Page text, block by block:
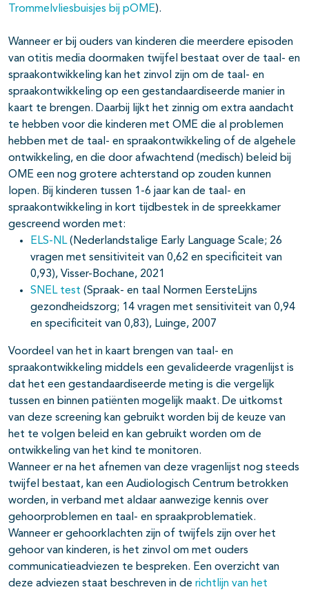
Trommelvliesbuisjes bij pOME).
Wanneer er bij ouders van kinderen die meerdere episoden
van otitis media doormaken twijfel bestaat over de taal- en
spraakontwikkeling kan het zinvol zijn om de taal- en
spraakontwikkeling op een gestandaardiseerde manier in
kaart te brengen. Daarbij lijkt het zinnig om extra aandacht
te hebben voor die kinderen met OME die al problemen
hebben met de taal- en spraakontwikkeling of de algehele
ontwikkeling, en die door afwachtend (medisch) beleid bij
OME een nog grotere achterstand op zouden kunnen
lopen. Bij kinderen tussen 1-6 jaar kan de taal- en
spraakontwikkeling in kort tijdbestek in de spreekkamer
gescreend worden met:
ELS-NL(Nederlandstalige Early Language Scale; 26
vragen met sensitiviteit van 0,62 en specificiteit van
0,93), Visser-Bochane, 2021
SNEL test (Spraak- en taal Normen EersteLijns
gezondheidszorg; 14 vragen met sensitiviteit van 0,94
en specificiteit van 0,83), Luinge, 2007
Voordeel van het in kaart brengen van taal- en
spraakontwikkeling middels een gevalideerde vragenlijst is
dat het een gestandaardiseerde meting is die vergelijk
tussen en binnen patiënten mogelijk maakt. De uitkomst
van deze screening kan gebruikt worden bij de keuze van
het te volgen beleid en kan gebruikt worden om de
ontwikkeling van het kind te monitoren.
Wanneer er na het afnemen van deze vragenlijst nog steeds
twijfel bestaat, kan een Audiologisch Centrum betrokken
worden, in verband met aldaar aanwezige kennis over
gehoorproblemen en taal- en spraakproblematiek.
Wanneer er gehoorklachten zijn of twijfels zijn over het
gehoor van kinderen, is het zinvol om met ouders
communicatieadviezen te bespreken. Een overzicht van
deze adviezen staat beschreven in de richtlijn van het